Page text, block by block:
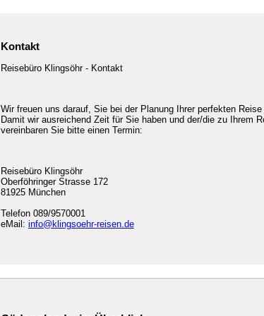
Kontakt
Reisebüro Klingsöhr - Kontakt
Wir freuen uns darauf, Sie bei der Planung Ihrer perfekten Reise
Damit wir ausreichend Zeit für Sie haben und der/die zu Ihrem
vereinbaren Sie bitte einen Termin:
Reisebüro Klingsöhr
Oberföhringer Strasse 172
81925 München
Telefon 089/9570001
eMail: info@klingsoehr-reisen.de